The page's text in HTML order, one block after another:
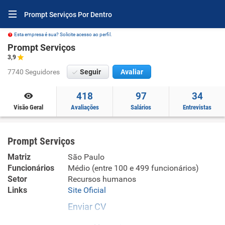
Prompt Serviços Por Dentro
Esta empresa é sua? Solicite acesso ao perfil.
Prompt Serviços
3,9
7740 Seguidores Seguir Avaliar
Visão Geral
418
Avaliações
97
Salários
34
Entrevistas
Prompt Serviços
Matriz
São Paulo
Funcionários
Médio (entre 100 e 499 funcionários)
Setor
Recursos humanos
Links
Site Oficial
Enviar CV